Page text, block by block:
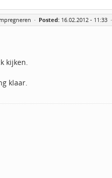
· Posted: 16.02.2012 - 11:33 ·
kijken.
klaar.